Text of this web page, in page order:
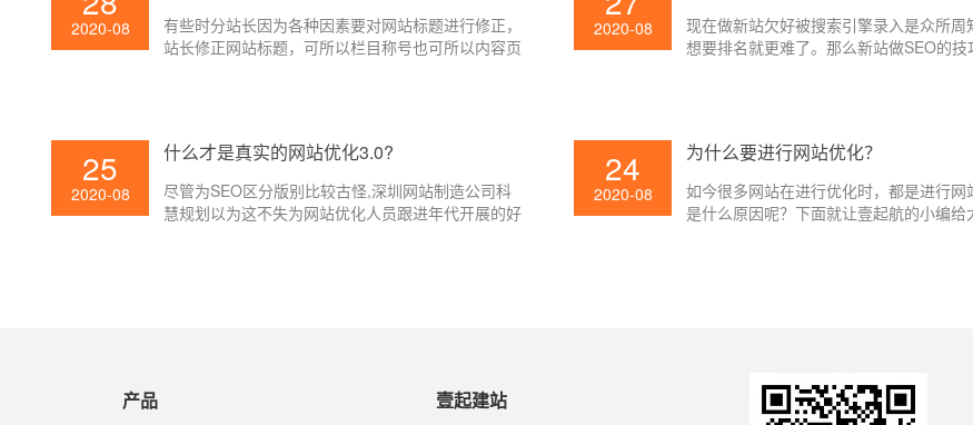
2020-08
有些时分站长因为各种因素要对网站标题进行修正，
站长修正网站标题，可所以栏目称号也可所以内容页
大家介绍一下吧。
2020-08
现在做新站欠好被搜索引擎录入是众所周
想要排名就更难了。那么新站做SEO的
25
2020-08
什么才是真实的网站优化3.0?
尽管为SEO区分版别比较古怪,深圳网站制造公司科
慧规划以为这不失为网站优化人员跟进年代开展的好
24
2020-08
为什么要进行网站优化？
如今很多网站在进行优化时，都是进行网
是什么原因呢？下面就让壹起航的小编给
产品 壹起建站